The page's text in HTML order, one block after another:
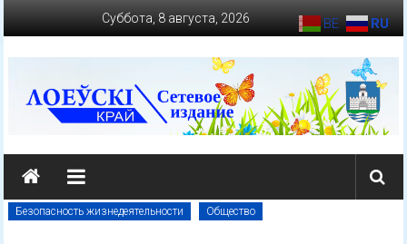
Суббота, 8 августа, 2026
loevkraj.by
Еженедельная
районная
Безопасность жизнедеятельности Общество
BE RU